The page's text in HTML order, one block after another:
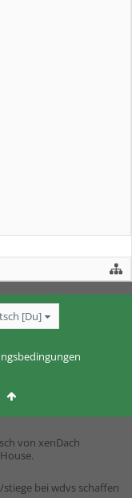
[Du]
von xenDach
.
bei wdvs schaffen